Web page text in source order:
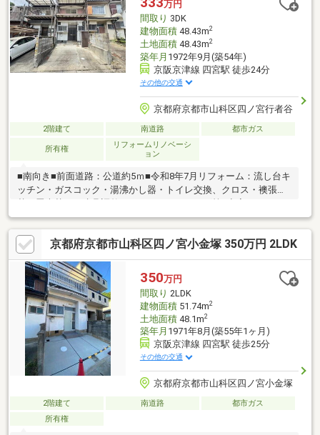
万円
間取り 3DK
建物面積48.43m2
土地面積48.43m2
築年月 1972年9月(築54年)
京阪京津線 四宮駅 徒歩24分
その他の交通
京都府京都市山科区四ノ宮行者谷
2階建て 南道路 都市ガス
所有権
リフォームリノベーシ
ョン
■南向き■前面道路：公道約5ｍ■令和8年7月リフォーム：流し台キ
ッチン・ガスコック・湯沸かし器・トイレ交換、クロス・襖張
替、畳表替え、建具調整、ハウスクリーニング等■空家ですので
鍵もございますのでいつでもご内覧可能です。一度ごゆっくりご
内覧下さい。０１２０－０２１－３１３までお気軽にお問い合わ
せ下さい。■経験年数10年以上の営業スタッフ在籍、宅地建物取
引士・古民家鑑定士1級等も取得しておりますのでご安心くださ
い。
京都府京都市山科区四ノ宮小金塚 350万円 2LDK
350万円
間取り 2LDK
建物面積51.74m2
土地面積48.1m2
築年月 1971年8月(築55年1ヶ月)
京阪京津線 四宮駅 徒歩25分
その他の交通
京都府京都市山科区四ノ宮小金塚
2階建て 南道路
都市ガス
所有権